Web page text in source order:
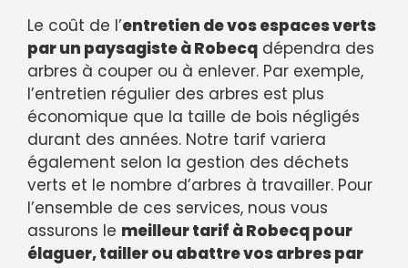
Le coût de l’entretien de vos espaces verts
par un paysagiste à Robecq dépendra des
arbres à couper ou à enlever. Par exemple,
l’entretien régulier des arbres est plus
économique que la taille de bois négligés
durant des années. Notre tarif variera
également selon la gestion des déchets
verts et le nombre d’arbres à travailler. Pour
l’ensemble de ces services, nous vous
assurons le meilleur tarif à Robecq pour
élaguer, tailler ou abattre vos arbres par